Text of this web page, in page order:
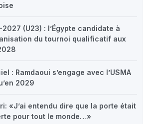
2027 (U23) : l’Égypte candidate à
du tournoi qualificatif aux
: Ramdaoui s’engage avec l’USMA
2029
«J’ai entendu dire que la porte était
pour tout le monde…»